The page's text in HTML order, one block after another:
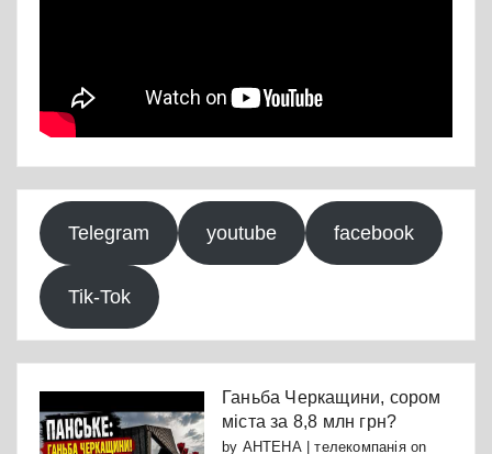
Telegram youtube facebook
Tik-Tok
Ганьба Черкащини, сором
міста за 8,8 млн грн?
by АНТЕНА | телекомпаніяon